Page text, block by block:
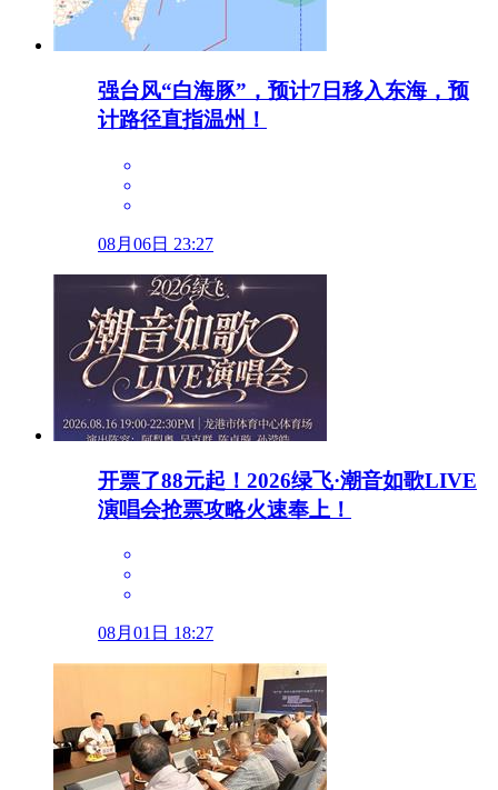
强台风“白海豚”，预计7日移入东海，预
计路径直指温州！
08月06日 23:27
开票了88元起！2026绿飞·潮音如歌LIVE
演唱会抢票攻略火速奉上！
08月01日 18:27